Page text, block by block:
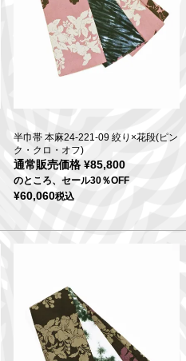
半巾帯 本麻24-221-09 絞り×花段(ピン
ク・クロ・オフ)
通常販売価格 ¥85,800
のところ、セール30％OFF
¥60,060税込